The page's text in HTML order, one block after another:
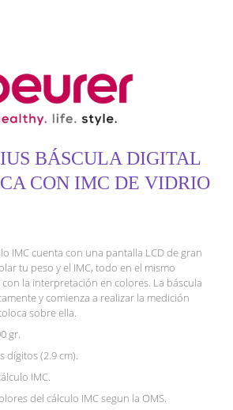
BÁSCULA DIGITAL
CON IMC DE VIDRIO
IMC cuenta con una pantalla LCD de gran
tu peso y el IMC, todo en el mismo
la interpretación en colores. La báscula
y comienza a realizar la medición
sobre ella.
gr.
dígitos (2.9 cm).
IMC.
del cálculo IMC segun la OMS.